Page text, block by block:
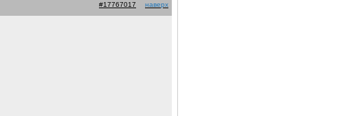
#17767017 наверх